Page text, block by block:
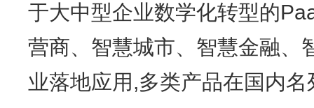
于大中型企业数学化转型的
营商、智慧城市、智慧金融、
业落地应用,多类产品在国内名